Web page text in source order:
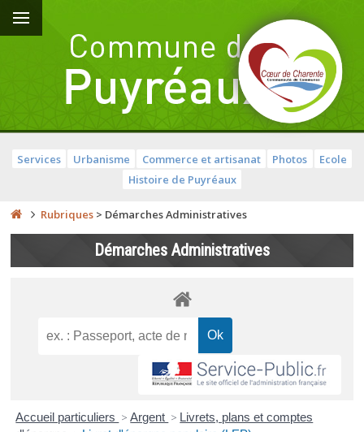
Services Urbanisme Commerce et artisanat Photos
Ecole
Histoire de Puyréaux
Rubriques > Démarches Administratives
Démarches Administratives
Accueil particuliers > Argent > Livrets, plans et comptes